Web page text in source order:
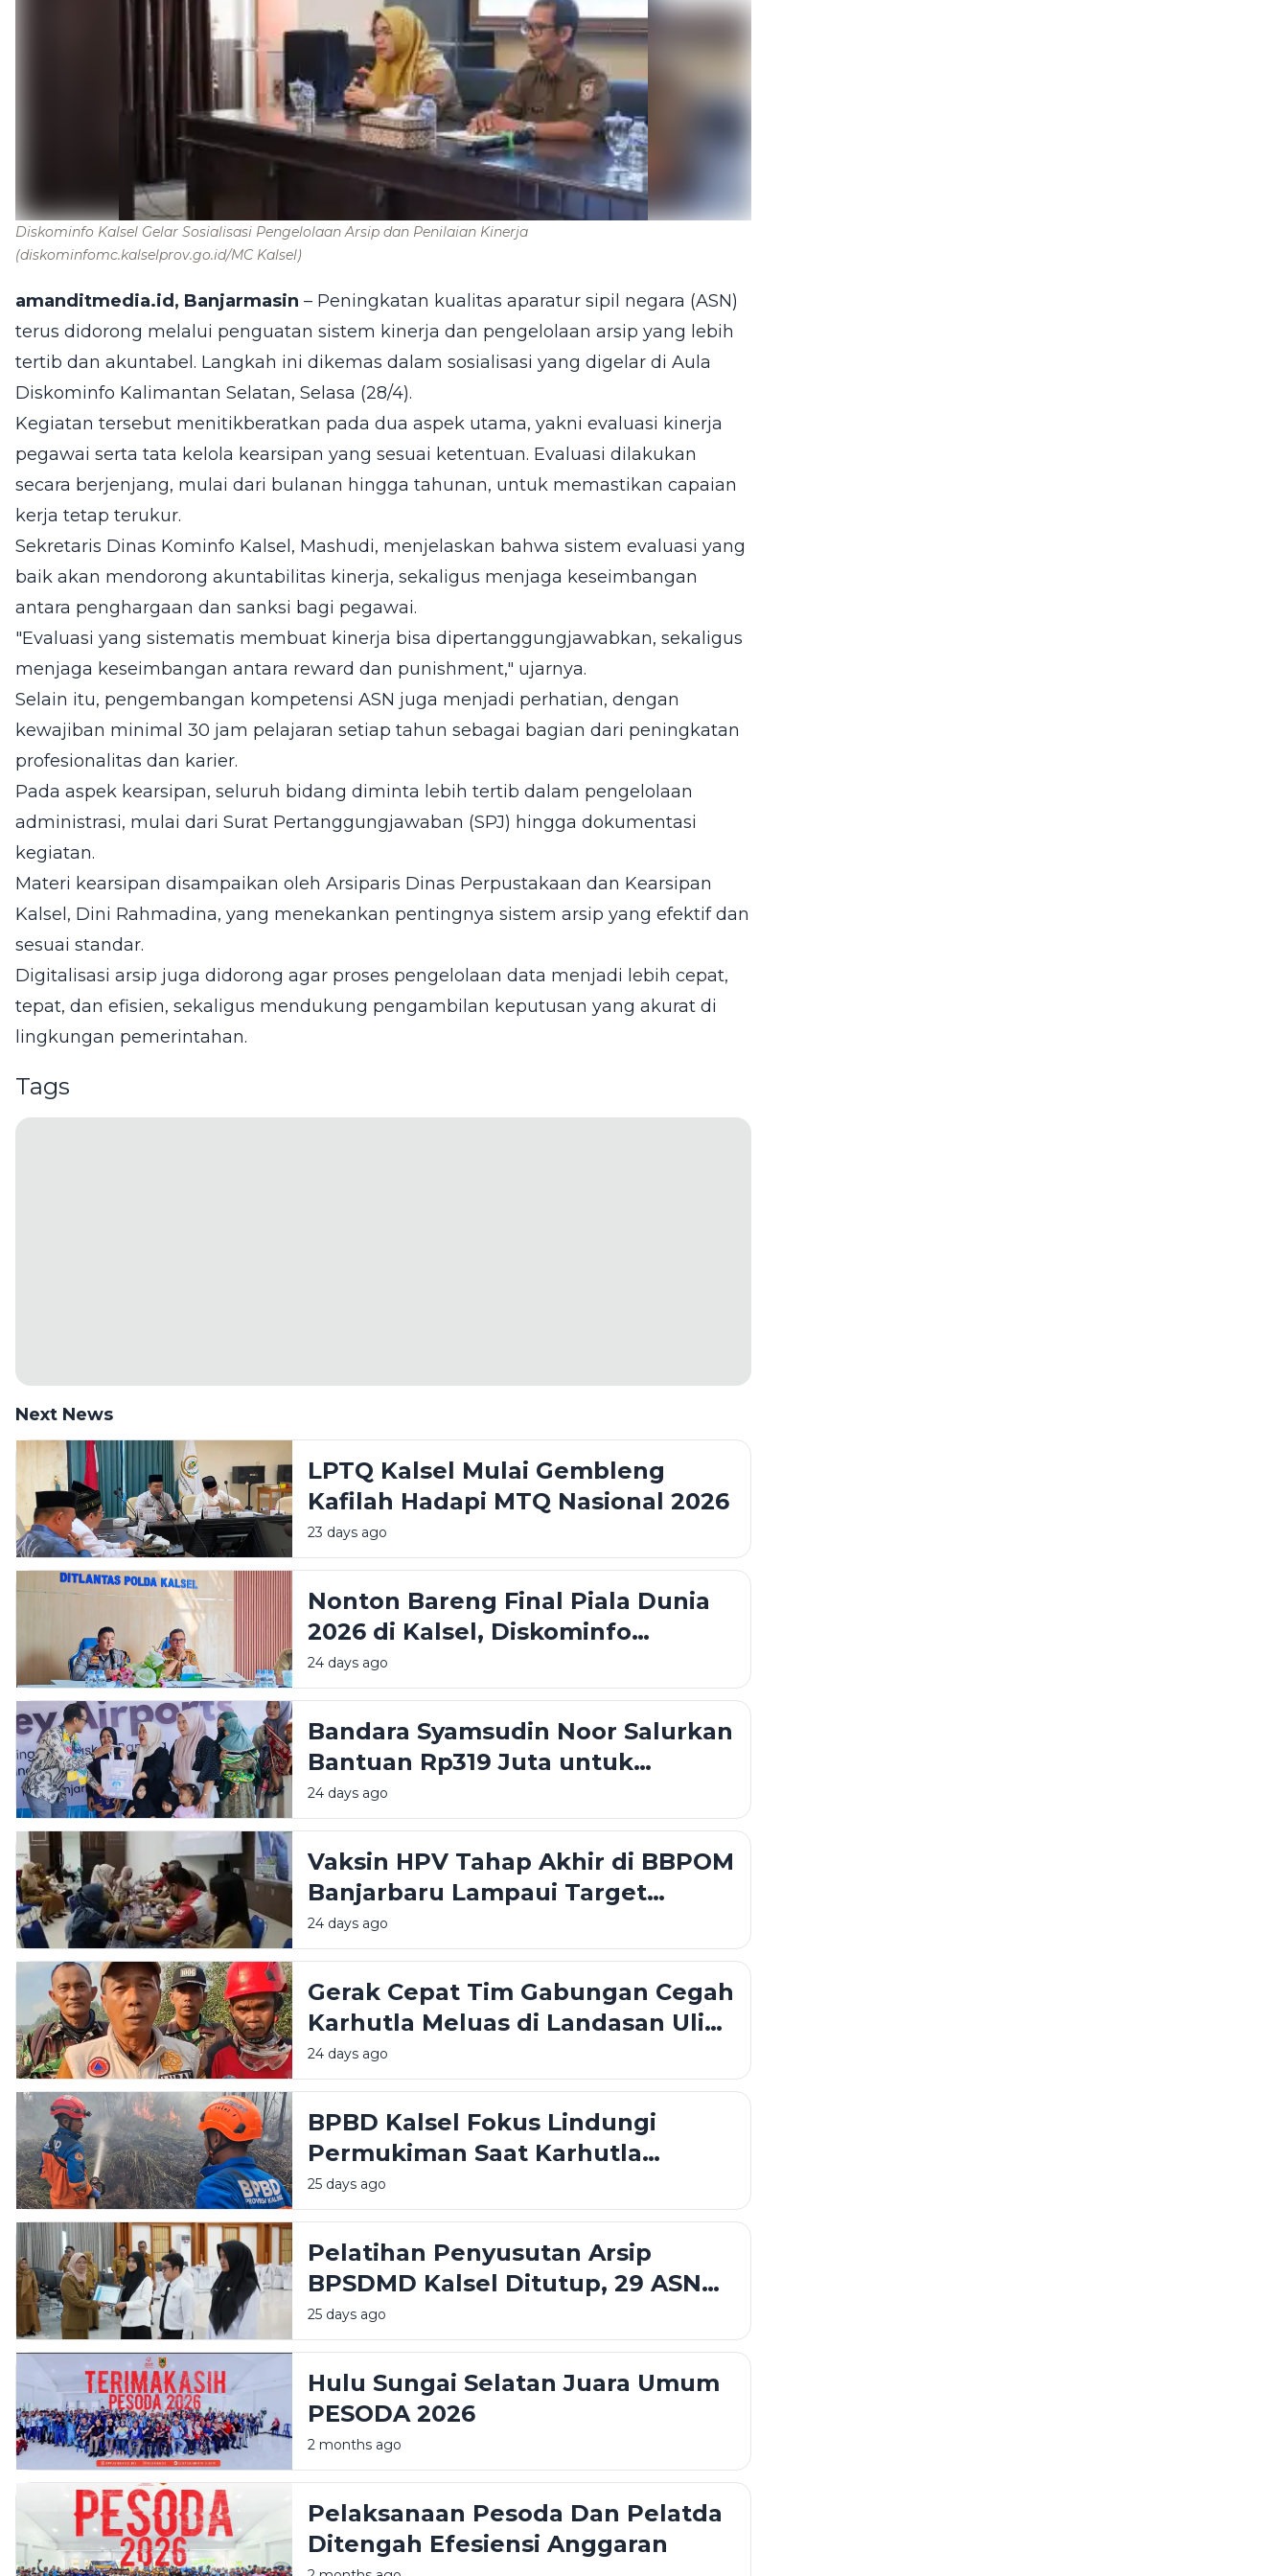
Diskominfo Kalsel Gelar Sosialisasi Pengelolaan Arsip dan Penilaian Kinerja
(diskominfomc.kalselprov.go.id/MC Kalsel)
amanditmedia.id, Banjarmasin – Peningkatan kualitas aparatur sipil negara (ASN)
terus didorong melalui penguatan sistem kinerja dan pengelolaan arsip yang lebih
tertib dan akuntabel. Langkah ini dikemas dalam sosialisasi yang digelar di Aula
Diskominfo Kalimantan Selatan, Selasa (28/4).
Kegiatan tersebut menitikberatkan pada dua aspek utama, yakni evaluasi kinerja
pegawai serta tata kelola kearsipan yang sesuai ketentuan. Evaluasi dilakukan
secara berjenjang, mulai dari bulanan hingga tahunan, untuk memastikan capaian
kerja tetap terukur.
Sekretaris Dinas Kominfo Kalsel, Mashudi, menjelaskan bahwa sistem evaluasi yang
baik akan mendorong akuntabilitas kinerja, sekaligus menjaga keseimbangan
antara penghargaan dan sanksi bagi pegawai.
"Evaluasi yang sistematis membuat kinerja bisa dipertanggungjawabkan, sekaligus
menjaga keseimbangan antara reward dan punishment," ujarnya.
Selain itu, pengembangan kompetensi ASN juga menjadi perhatian, dengan
kewajiban minimal 30 jam pelajaran setiap tahun sebagai bagian dari peningkatan
profesionalitas dan karier.
Pada aspek kearsipan, seluruh bidang diminta lebih tertib dalam pengelolaan
administrasi, mulai dari Surat Pertanggungjawaban (SPJ) hingga dokumentasi
kegiatan.
Materi kearsipan disampaikan oleh Arsiparis Dinas Perpustakaan dan Kearsipan
Kalsel, Dini Rahmadina, yang menekankan pentingnya sistem arsip yang efektif dan
sesuai standar.
Digitalisasi arsip juga didorong agar proses pengelolaan data menjadi lebih cepat,
tepat, dan efisien, sekaligus mendukung pengambilan keputusan yang akurat di
lingkungan pemerintahan.
Tags
Next News
LPTQ Kalsel Mulai Gembleng
Kafilah Hadapi MTQ Nasional 2026
23 days ago
Nonton Bareng Final Piala Dunia
2026 di Kalsel, Diskominfo
Siapkan Dukungan Teknis
24 days ago
Bandara Syamsudin Noor Salurkan
Bantuan Rp319 Juta untuk
Stunting hingga Rumah Layak
Huni
24 days ago
Vaksin HPV Tahap Akhir di BBPOM
Banjarbaru Lampaui Target
Peserta
24 days ago
Gerak Cepat Tim Gabungan Cegah
Karhutla Meluas di Landasan Ulin
Timur
24 days ago
BPBD Kalsel Fokus Lindungi
Permukiman Saat Karhutla
Meluas di Banjarbaru
25 days ago
Pelatihan Penyusutan Arsip
BPSDMD Kalsel Ditutup, 29 ASN
Lulus
25 days ago
Hulu Sungai Selatan Juara Umum
PESODA 2026
2 months ago
Pelaksanaan Pesoda Dan Pelatda
Ditengah Efesiensi Anggaran